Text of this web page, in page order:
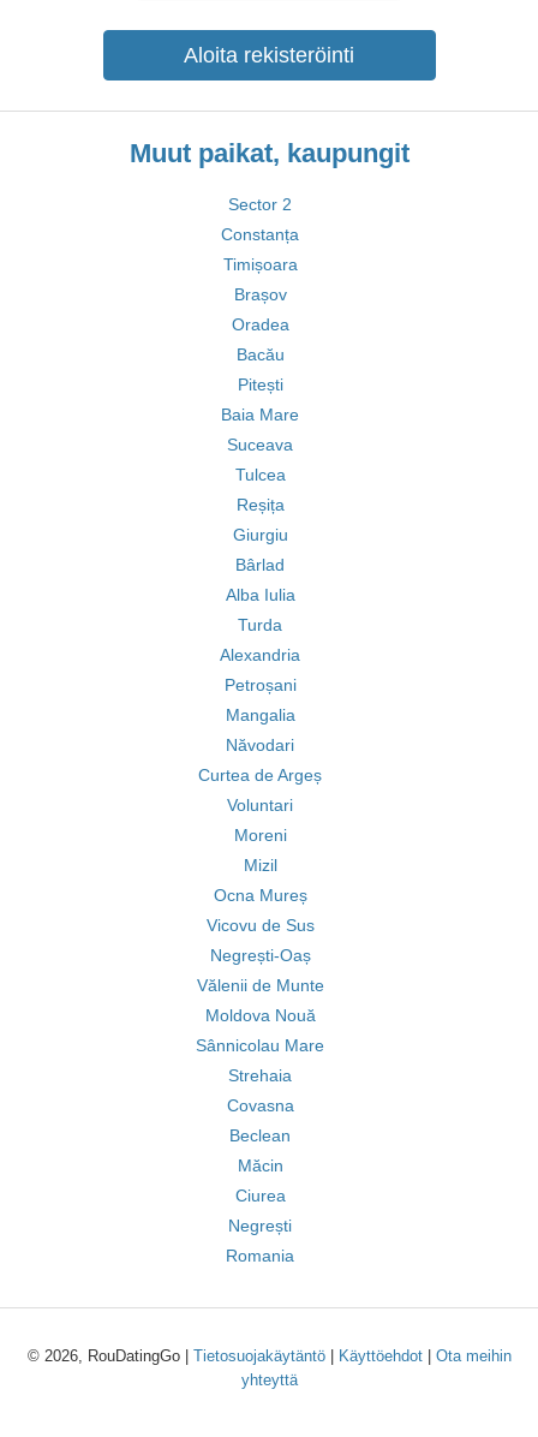
Aloita rekisteröinti
Muut paikat, kaupungit
Sector 2
Constanța
Timișoara
Brașov
Oradea
Bacău
Pitești
Baia Mare
Suceava
Tulcea
Reșița
Giurgiu
Bârlad
Alba Iulia
Turda
Alexandria
Petroșani
Mangalia
Năvodari
Curtea de Argeș
Voluntari
Moreni
Mizil
Ocna Mureș
Vicovu de Sus
Negrești-Oaș
Vălenii de Munte
Moldova Nouă
Sânnicolau Mare
Strehaia
Covasna
Beclean
Măcin
Ciurea
Negrești
Romania
© 2026, RouDatingGo | Tietosuojakäytäntö| Käyttöehdot| Ota meihin
yhteyttä